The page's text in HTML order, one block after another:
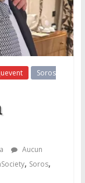
Soros
Aucun
, Soros,